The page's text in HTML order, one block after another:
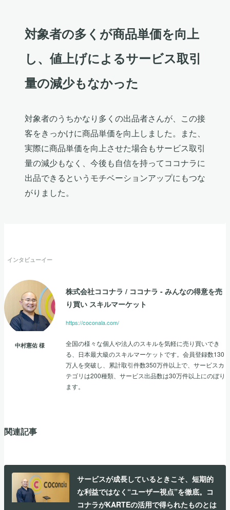
対象者の多くが商品単価を向上
し、値上げによるサービス取引
量の減少もなかった
対象者のうちかなり多くの出品者さんが、この接
客をきっかけに商品単価を向上しました。また、
実際に商品単価を向上させた場合もサービス取引
量の減少もなく、今後も自信を持ってココナラに
出品できるというモチベーションアップにもつな
がりました。
インタビューイー
中村憲佑 様
株式会社ココナラ / ココナラ - みんなの得意を売
り買い スキルマーケット
https://coconala.com/
全国の様々な個人や法人のスキルを気軽に売り買いでき
る、日本最大級のスキルマーケットです。会員登録数130
万人を突破し、累計取引件数350万件以上で、サービスカ
テゴリは200種類、サービス出品数は30万件以上にのぼり
ます。
関連記事
サービスが成長しているときこそ、短期的
な利益ではなく“ユーザー視点”を徹底。コ
コナラがKARTEの活用で得られたものとは